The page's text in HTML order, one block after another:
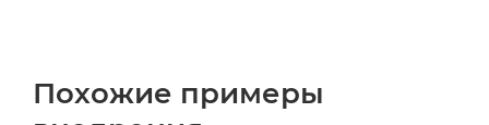
Похожие примеры